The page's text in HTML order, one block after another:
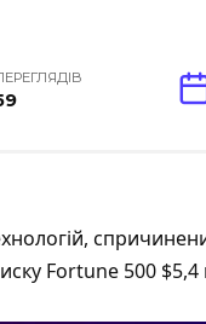
,
Fortune 500